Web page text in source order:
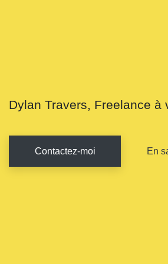
Dylan Travers, Freelance à
Contactez-moi En